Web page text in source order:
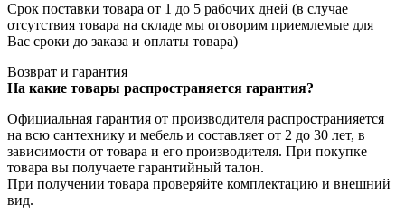
Срок поставки товара от 1 до 5 рабочих дней (в случае
отсутствия товара на складе мы оговорим приемлемые для
Вас сроки до заказа и оплаты товара)
Возврат и гарантия
На какие товары распространяется гарантия?
Официальная гарантия от производителя распространияется
на всю сантехнику и мебель и составляет от 2 до 30 лет, в
зависимости от товара и его производителя. При покупке
товара вы получаете гарантийный талон.
При получении товара проверяйте комплектацию и внешний
вид.